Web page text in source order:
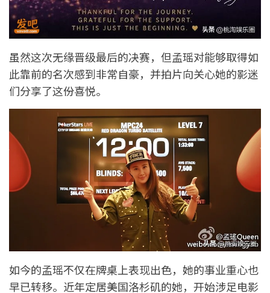
虽然这次无缘晋级最后的决赛，但孟瑶对能够取得如
此靠前的名次感到非常自豪，并拍片向关心她的影迷
们分享了这份喜悦。
如今的孟瑶不仅在牌桌上表现出色，她的事业重心也
早已转移。近年定居美国洛杉矶的她，开始涉足电影